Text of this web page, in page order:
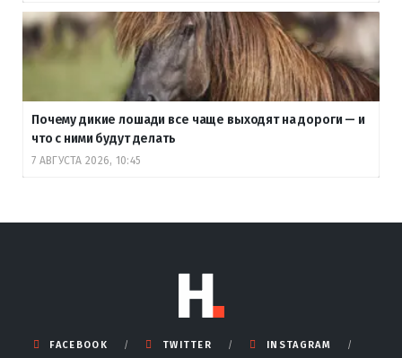
Почему дикие лошади все чаще выходят на дороги — и
что с ними будут делать
7 АВГУСТА 2026, 10:45
FACEBOOK TWITTER INSTAGRAM